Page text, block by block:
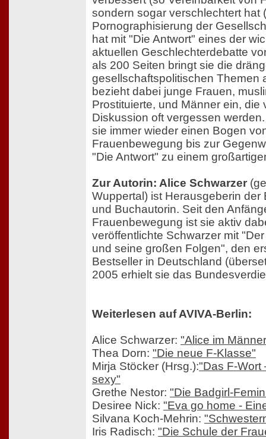
sondern sogar verschlechtert hat
Pornographisierung der
hat mit "Die Antwort" eines der
aktuellen Geschlechterdebatte
als 200 Seiten bringt sie die
gesellschaftspolitischen Themen
bezieht dabei junge Frauen,
Prostituierte, und Männer ein, die
Diskussion oft vergessen
sie immer wieder einen Bogen
Frauenbewegung bis zur
"Die Antwort" zu einem
Zur Autorin: Alice Schwarzer
Wuppertal) ist Herausgeberin der
und Buchautorin. Seit den
Frauenbewegung ist sie aktiv
veröffentlichte Schwarzer mit
und seine großen Folgen", den
Bestseller in Deutschland
2005 erhielt sie das
Weiterlesen auf AVIVA-Berlin:
Alice Schwarzer: "Alice im
Thea Dorn: "Die neue F-Klasse"
Mirja Stöcker (Hrsg.):"Das F-Wort
sexy"
Grethe Nestor: "Die Badgirl-
Desiree Nick: "Eva go home -
Silvana Koch-Mehrin:
Iris Radisch: "Die Schule der